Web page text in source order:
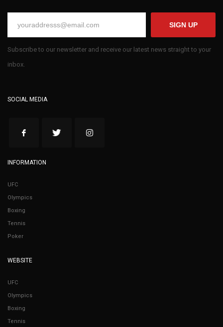
SIGN UP
Subscribe to our newsletter and receive our latest news straight to your
inbox.
SOCIAL MEDIA
INFORMATION
UFC
Olympics
Boxing
Tennis
Poker
WEBSITE
UFC
Olympics
Boxing
Tennis